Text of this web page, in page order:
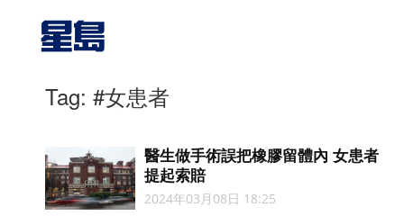
Tag: #女患者
醫生做手術誤把橡膠留體內 女患者
提起索賠
2024年03月08日 18:25